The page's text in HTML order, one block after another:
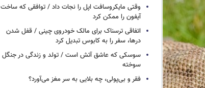
وقتی مایکروسافت اپل را نجات داد / توافقی که ساخت
آیفون را ممکن کرد
اتفاقی ترسناک برای مالک خودروی چینی / قفل شدن
درها، سفر را به کابوس تبدیل کرد
سوسکی که عاشق آتش است / تولد و زندگی در جنگل
سوخته
فقر و بی‌پولی، چه بلایی به سر مغز می‌آورد؟